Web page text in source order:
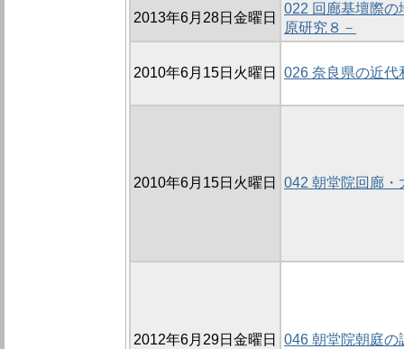
2013年6月28日金曜日
022 回廊基壇際の
原研究８－
2010年6月15日火曜日 026 奈良県の近代
2010年6月15日火曜日 042 朝堂院回廊・
2012年6月29日金曜日 046 朝堂院朝庭